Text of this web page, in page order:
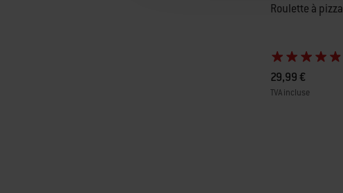
Roulette à pizza
29,99 €
TVA incluse